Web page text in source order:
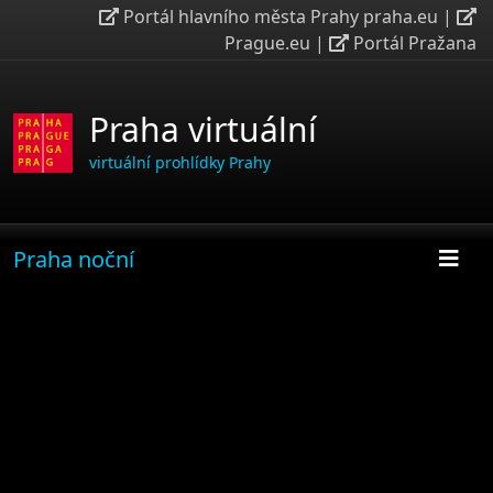
Portál hlavního města Prahy praha.eu |
Prague.eu | Portál Pražana
Praha virtuální
virtuální prohlídky Prahy
Praha noční